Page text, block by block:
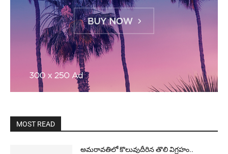
MOST READ
అమరావతిలో కొలువుదీరిన తొలి విగ్రహం..